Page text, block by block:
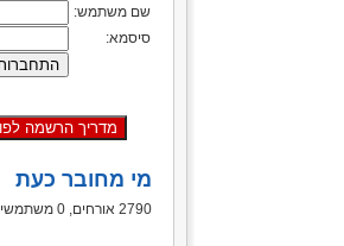
שם משתמש:
סיסמא:
מי מחובר כעת
2790 אורחים, 0 משתמשים